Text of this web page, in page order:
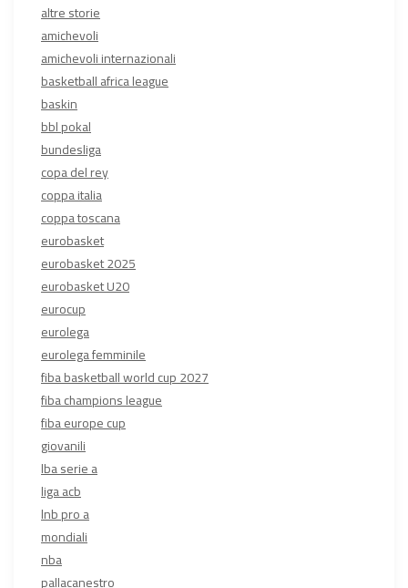
altre storie
amichevoli
amichevoli internazionali
basketball africa league
baskin
bbl pokal
bundesliga
copa del rey
coppa italia
coppa toscana
eurobasket
eurobasket 2025
eurobasket U20
eurocup
eurolega
eurolega femminile
fiba basketball world cup 2027
fiba champions league
fiba europe cup
giovanili
lba serie a
liga acb
lnb pro a
mondiali
nba
pallacanestro